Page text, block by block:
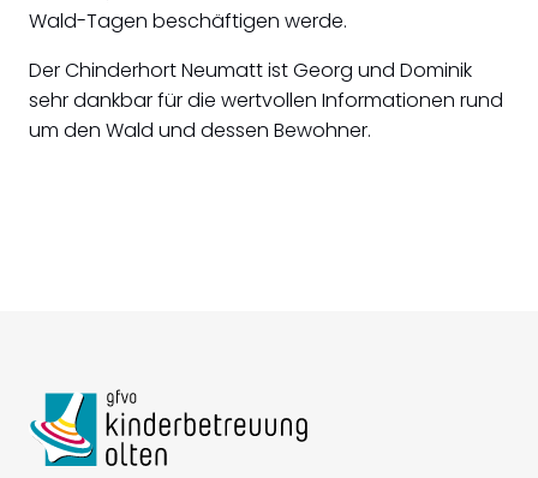
Wald-Tagen beschäftigen werde.
Der Chinderhort Neumatt ist Georg und Dominik
sehr dankbar für die wertvollen Informationen rund
um den Wald und dessen Bewohner.